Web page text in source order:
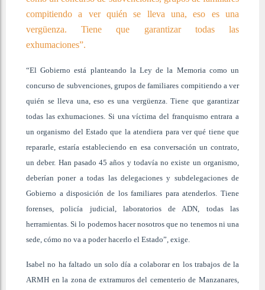
compitiendo a ver quién se lleva una, eso es una
vergüenza. Tiene que garantizar todas las
exhumaciones”.
“El Gobierno está planteando la Ley de la Memoria como un
concurso de subvenciones, grupos de familiares compitiendo a ver
quién se lleva una, eso es una vergüenza. Tiene que garantizar
todas las exhumaciones. Si una víctima del franquismo entrara a
un organismo del Estado que la atendiera para ver qué tiene que
repararle, estaría estableciendo en esa conversación un contrato,
un deber. Han pasado 45 años y todavía no existe un organismo,
deberían poner a todas las delegaciones y subdelegaciones de
Gobierno a disposición de los familiares para atenderlos. Tiene
forenses, policía judicial, laboratorios de ADN, todas las
herramientas. Si lo podemos hacer nosotros que no tenemos ni una
sede, cómo no va a poder hacerlo el Estado”, exige.
Isabel no ha faltado un solo día a colaborar en los trabajos de la
ARMH en la zona de extramuros del cementerio de Manzanares,